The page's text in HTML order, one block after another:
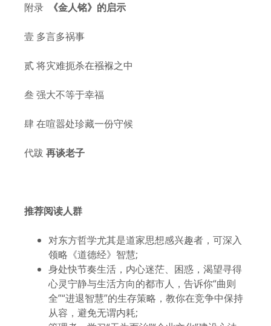
附录 《金人铭》的启示
壹 多言多祸事
贰 将灾难扼杀在襁褓之中
叁 强大不等于幸福
肆 在喧嚣处珍藏一份守候
代跋 再谈老子
推荐阅读人群
对东方哲学尤其是道家思想感兴趣者，可深入
领略《道德经》智慧;
身处快节奏生活，内心迷茫、困惑，渴望寻得
心灵宁静与生活方向的都市人，告诉你“曲则
全”“进退智慧”的生存策略，教你在竞争中保持
从容，避免无谓内耗;